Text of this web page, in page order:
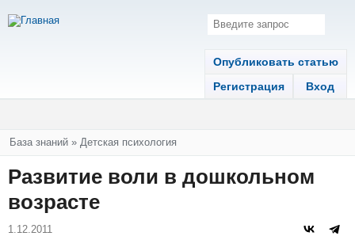
Опубликовать статью
Регистрация
Вход
Вы здесь
База знаний » Детская психология
Развитие воли в дошкольном
возрасте
1.12.2011